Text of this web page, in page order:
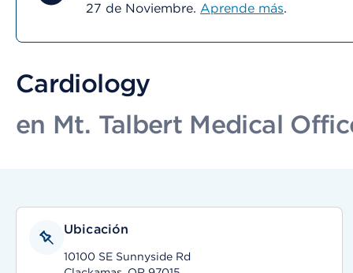
27 de Noviembre. Aprende más.
Cardiology
en Mt. Talbert Medical
Ubicación
10100 SE Sunnyside Rd